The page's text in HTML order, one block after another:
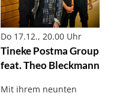
Do 17.12., 20.00 Uhr
Tineke Postma Group
feat. Theo Bleckmann
Mit ihrem neunten